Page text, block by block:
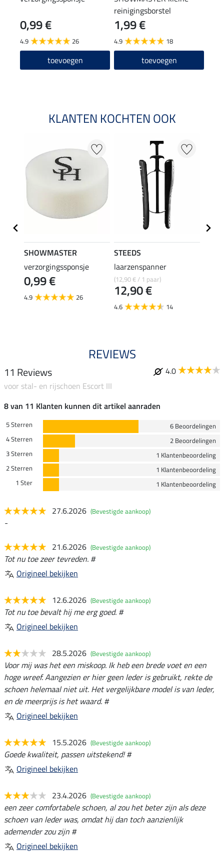
0,99 €
4.9 26
toevoegen
reinigingsborstel
1,99 €
4.9 18
toevoegen
KLANTEN KOCHTEN OOK
SHOWMASTER
verzorgingssponsje
0,99 €
4.9 26
STEEDS
laarzenspanner
(12,90 € / 1 paar)
12,90 €
4.6 14
REVIEWS
11 Reviews
4.0
voor stal- en rijschoen Escort III
8 van 11 Klanten kunnen dit artikel aanraden
5 Sterren
6 Beoordelingen
4 Sterren
2 Beoordelingen
3 Sterren
1 Klantenbeoordeling
2 Sterren
1 Klantenbeoordeling
1 Ster
1 Klantenbeoordeling
27.6.2026 (Bevestigde aankoop)
-
21.6.2026 (Bevestigde aankoop)
Tot nu toe zeer tevreden. #
Origineel bekijken
12.6.2026 (Bevestigde aankoop)
Tot nu toe bevalt hij me erg goed. #
Origineel bekijken
28.5.2026 (Bevestigde aankoop)
Voor mij was het een miskoop. Ik heb een brede voet en een
hoge wreef. Aangezien er hier geen leder is gebruikt, rekte de
schoen helemaal niet uit. Het vergelijkbare model is van leder,
en de meerprijs is het waard. #
Origineel bekijken
15.5.2026 (Bevestigde aankoop)
Goede kwaliteit, passen uitstekend! #
Origineel bekijken
23.4.2026 (Bevestigde aankoop)
een zeer comfortabele schoen, al zou het beter zijn als deze
schoen van leder was, omdat hij dan toch aanzienlijk
ademender zou zijn #
Origineel bekijken